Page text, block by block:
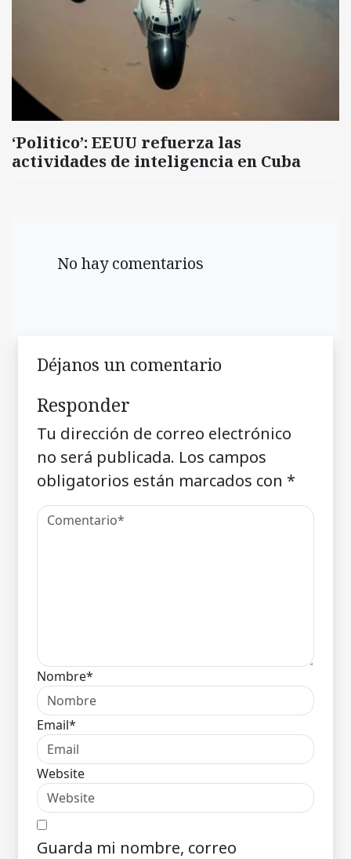
‘Politico’: EEUU refuerza las
actividades de inteligencia en Cuba
No hay comentarios
Déjanos un comentario
Responder
Tu dirección de correo electrónico
no será publicada. Los campos
obligatorios están marcados con *
Nombre*
Email*
Website
Guarda mi nombre, correo